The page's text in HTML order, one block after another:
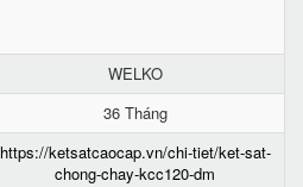
WELKO
36 Tháng
https://ketsatcaocap.vn/chi-tiet/ket-sat-
chong-chay-kcc120-dm